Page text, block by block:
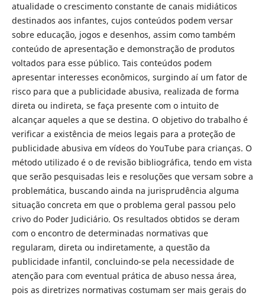
atualidade o crescimento constante de canais midiáticos
destinados aos infantes, cujos conteúdos podem versar
sobre educação, jogos e desenhos, assim como também
conteúdo de apresentação e demonstração de produtos
voltados para esse público. Tais conteúdos podem
apresentar interesses econômicos, surgindo aí um fator de
risco para que a publicidade abusiva, realizada de forma
direta ou indireta, se faça presente com o intuito de
alcançar aqueles a que se destina. O objetivo do trabalho é
verificar a existência de meios legais para a proteção de
publicidade abusiva em vídeos do YouTube para crianças. O
método utilizado é o de revisão bibliográfica, tendo em vista
que serão pesquisadas leis e resoluções que versam sobre a
problemática, buscando ainda na jurisprudência alguma
situação concreta em que o problema geral passou pelo
crivo do Poder Judiciário. Os resultados obtidos se deram
com o encontro de determinadas normativas que
regularam, direta ou indiretamente, a questão da
publicidade infantil, concluindo-se pela necessidade de
atenção para com eventual prática de abuso nessa área,
pois as diretrizes normativas costumam ser mais gerais do